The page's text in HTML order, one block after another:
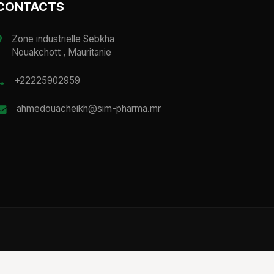
Zone industrielle Sebkha
Nouakchott , Mauritanie
+22225902959
ahmedouacheikh@sim-pharma.mr